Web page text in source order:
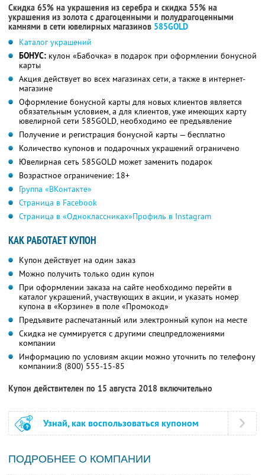
Скидка 65% на украшения из серебра и скидка 55% на
украшения из золота с драгоценными и полудрагоценными
камнями в сети ювелирных магазинов 585GOLD
Каталог украшений
БОНУС: кулон «Бабочка» в подарок при оформлении бонусной
карты
Акция действует во всех магазинах сети, а также в интернет-
магазине
Оформление бонусной карты для новых клиентов является
обязательным условием, а для клиентов, уже имеющих карту
ювелирной сети 585GOLD, необходимо ее предъявление
Получение и регистрация бонусной карты — бесплатно
Количество купонов и подарочных украшений ограничено
Ювелирная сеть 585GOLD может заменить подарок
Возрастное ограничение: 18+
Группа «ВКонтакте»
Страница в Facebook
Страница в «Одноклассниках»Профиль в Instagram
КАК РАБОТАЕТ КУПОН
Купон действует на один заказ
Можно получить только один купон
При оформлении заказа на сайте необходимо перейти в
каталог украшений, участвующих в акции, и указать номер
купона в «Корзине» в поле «Промокод»
Предъявите распечатанный или электронный купон на месте
Скидка не суммируется с другими спецпредложениями
компании
Информацию по условиям акции можно уточнить по телефону
компании:8 (800) 555-15-85
Купон действителен по 15 августа 2018 включительно
Узнай, как воспользоваться купоном
ПОДРОБНЕЕ О КОМПАНИИ